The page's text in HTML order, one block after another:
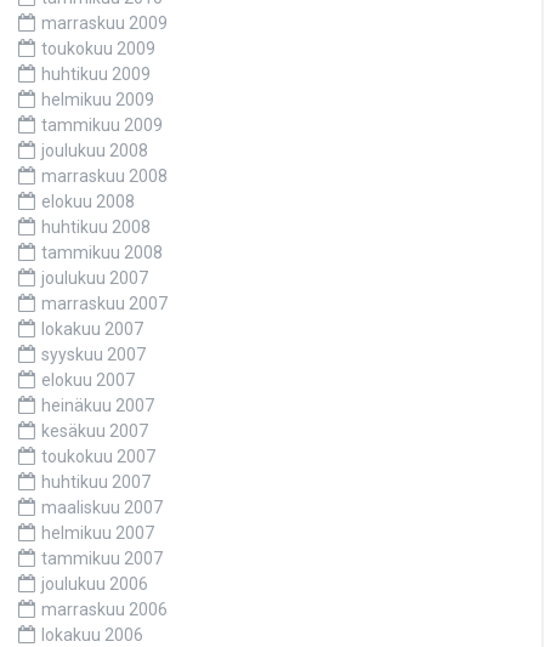
marraskuu 2009
toukokuu 2009
huhtikuu 2009
helmikuu 2009
tammikuu 2009
joulukuu 2008
marraskuu 2008
elokuu 2008
huhtikuu 2008
tammikuu 2008
joulukuu 2007
marraskuu 2007
lokakuu 2007
syyskuu 2007
elokuu 2007
heinäkuu 2007
kesäkuu 2007
toukokuu 2007
huhtikuu 2007
maaliskuu 2007
helmikuu 2007
tammikuu 2007
joulukuu 2006
marraskuu 2006
lokakuu 2006